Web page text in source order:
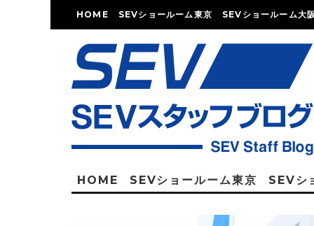
HOME SEVショールーム東京 SEVショールーム大
HOME SEVショールーム東京 SEVシ